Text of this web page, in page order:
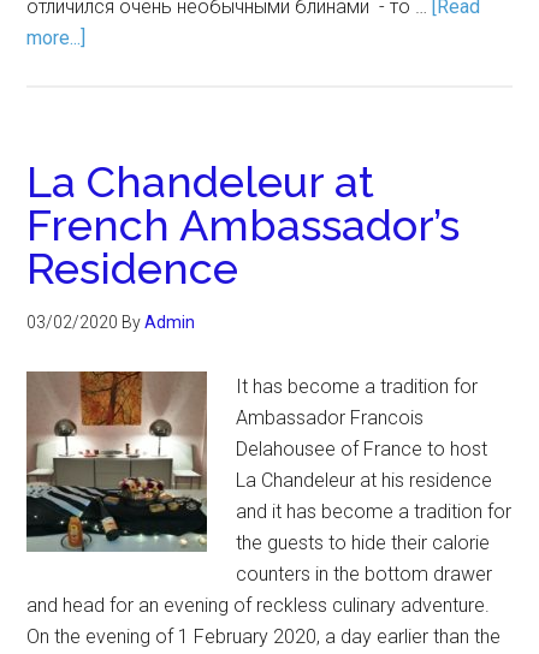
отличился очень необычными блинами - то …
[Read
more...]
La Chandeleur at
French Ambassador’s
Residence
03/02/2020 ByAdmin
It has become a tradition for
Ambassador Francois
Delahousee of France to host
La Chandeleur at his residence
and it has become a tradition for
the guests to hide their calorie
counters in the bottom drawer
and head for an evening of reckless culinary adventure.
On the evening of 1 February 2020, a day earlier than the